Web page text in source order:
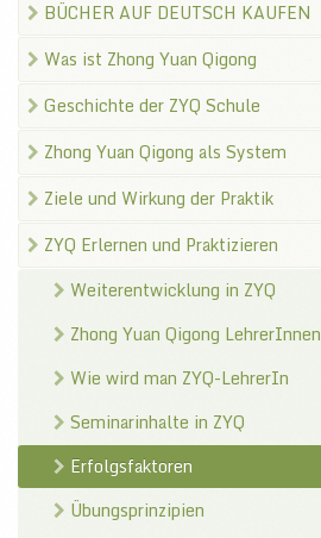
BÜCHER AUF DEUTSCH KAUFEN
Was ist Zhong Yuan Qigong
Geschichte der ZYQ Schule
Zhong Yuan Qigong als System
Ziele und Wirkung der Praktik
ZYQ Erlernen und Praktizieren
Weiterentwicklung in ZYQ
Zhong Yuan Qigong LehrerInnen
Wie wird man ZYQ-LehrerIn
Seminarinhalte in ZYQ
Erfolgsfaktoren
Übungsprinzipien